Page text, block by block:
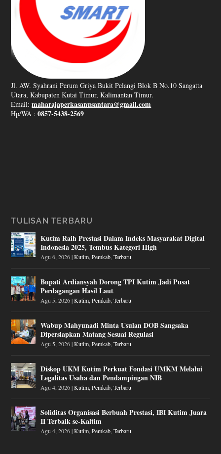
Jl. AW. Syahrani Perum Griya Bukit Pelangi Blok B No.10 Sangatta
Utara, Kabupaten Kutai Timur, Kalimantan Timur.
Email:maharajaperkasanusantara@gmail.com
Hp/WA :0857-5438-2569
TULISAN TERBARU
Kutim Raih Prestasi Dalam Indeks Masyarakat Digital
Indonesia 2025, Tembus Kategori High
Agu 6, 2026|Kutim ,Pemkab ,Terbaru
Bupati Ardiansyah Dorong TPI Kutim Jadi Pusat
Perdagangan Hasil Laut
Agu 5, 2026|Kutim ,Pemkab ,Terbaru
Wabup Mahyunadi Minta Usulan DOB Sangsaka
Dipersiapkan Matang Sesuai Regulasi
Agu 5, 2026|Kutim ,Pemkab ,Terbaru
Diskop UKM Kutim Perkuat Fondasi UMKM Melalui
Legalitas Usaha dan Pendampingan NIB
Agu 4, 2026|Kutim ,Pemkab ,Terbaru
Soliditas Organisasi Berbuah Prestasi, IBI Kutim Juara
II Terbaik se-Kaltim
Agu 4, 2026|Kutim ,Pemkab ,Terbaru